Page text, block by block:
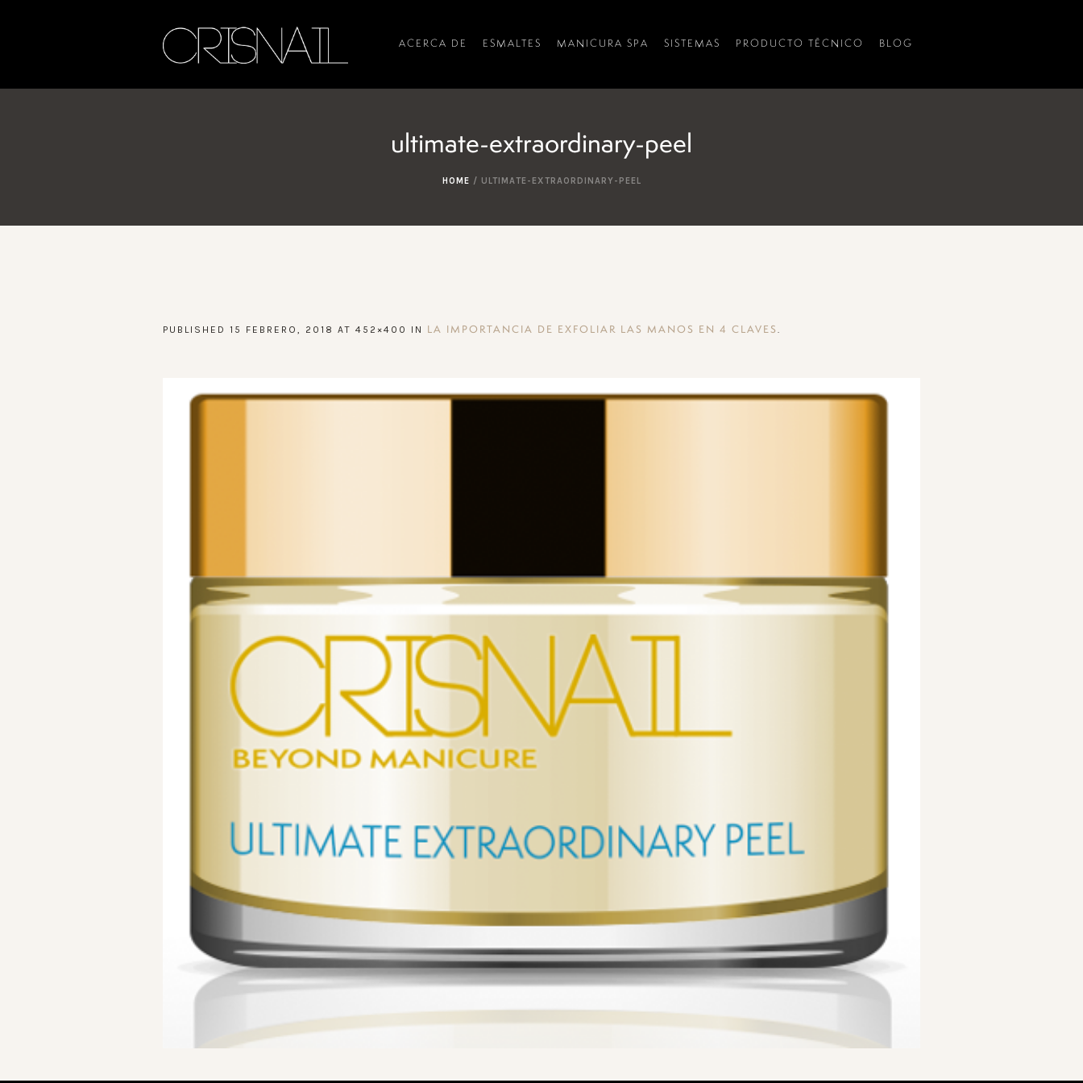
ACERCA DE ESMALTES MANICURA SPA SISTEMAS PRODUCTO TÉCNICO BLOG
ultimate-extraordinary-peel
HOME / ULTIMATE-EXTRAORDINARY-PEEL
PUBLISHED 15 FEBRERO, 2018 AT 452×400 IN LA IMPORTANCIA DE EXFOLIAR LAS MANOS EN 4 CLAVES .